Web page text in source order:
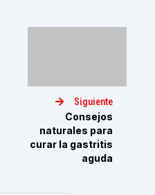
Siguiente
Consejos
naturales para
curar la gastritis
aguda